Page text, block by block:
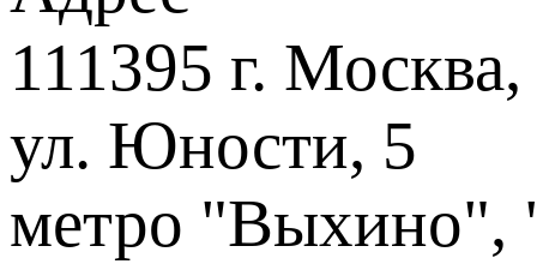
111395 г. Москва,
ул. Юности, 5
метро "Выхино",